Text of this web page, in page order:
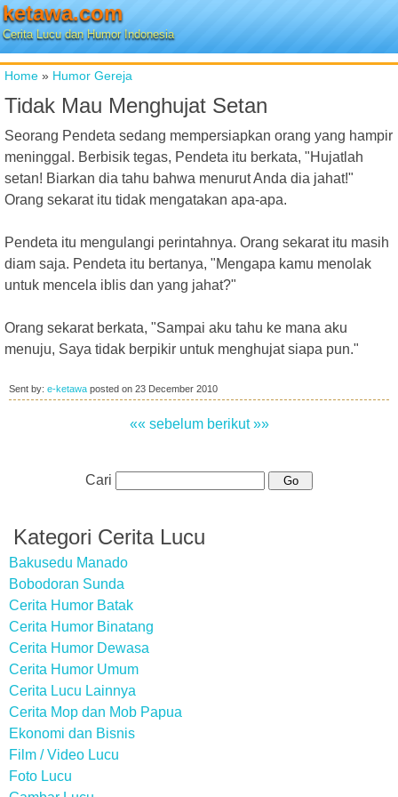
ketawa.com
Cerita Lucu dan Humor Indonesia
Home » Humor Gereja
Tidak Mau Menghujat Setan
Seorang Pendeta sedang mempersiapkan orang yang hampir
meninggal. Berbisik tegas, Pendeta itu berkata, "Hujatlah
setan! Biarkan dia tahu bahwa menurut Anda dia jahat!"
Orang sekarat itu tidak mengatakan apa-apa.
Pendeta itu mengulangi perintahnya. Orang sekarat itu masih
diam saja. Pendeta itu bertanya, "Mengapa kamu menolak
untuk mencela iblis dan yang jahat?"
Orang sekarat berkata, "Sampai aku tahu ke mana aku
menuju, Saya tidak berpikir untuk menghujat siapa pun."
Sent by: e-ketawa posted on 23 December 2010
«« sebelum berikut »»
Cari
Kategori Cerita Lucu
Bakusedu Manado
Bobodoran Sunda
Cerita Humor Batak
Cerita Humor Binatang
Cerita Humor Dewasa
Cerita Humor Umum
Cerita Lucu Lainnya
Cerita Mop dan Mob Papua
Ekonomi dan Bisnis
Film / Video Lucu
Foto Lucu